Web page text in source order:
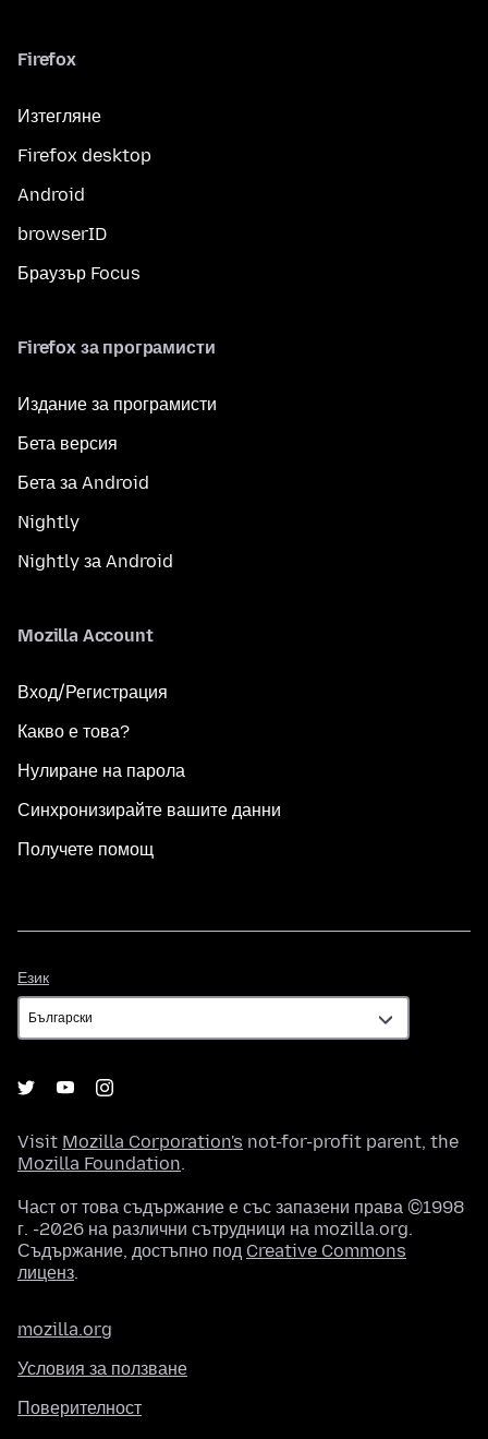
Firefox
Изтегляне
Firefox desktop
Android
browserID
Браузър Focus
Firefox за програмисти
Издание за програмисти
Бета версия
Бета за Android
Nightly
Nightly за Android
Mozilla Account
Вход/Регистрация
Какво е това?
Нулиране на парола
Синхронизирайте вашите данни
Получете помощ
Език
Visit Mozilla Corporation's not-for-profit parent, the
Mozilla Foundation.
Част от това съдържание е със запазени права ©1998
г. -2026 на различни сътрудници на mozilla.org.
Съдържание, достъпно под Creative Commons
лиценз.
mozilla.org
Условия за ползване
Поверителност